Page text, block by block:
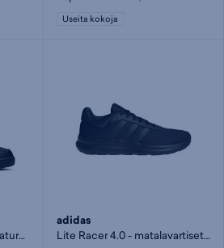
Useita kokoja
Court Vision Low Next Nature M - miesten matalavartiset tennarit
adidas
Lite Racer 4.0 - matalavartiset tennarit